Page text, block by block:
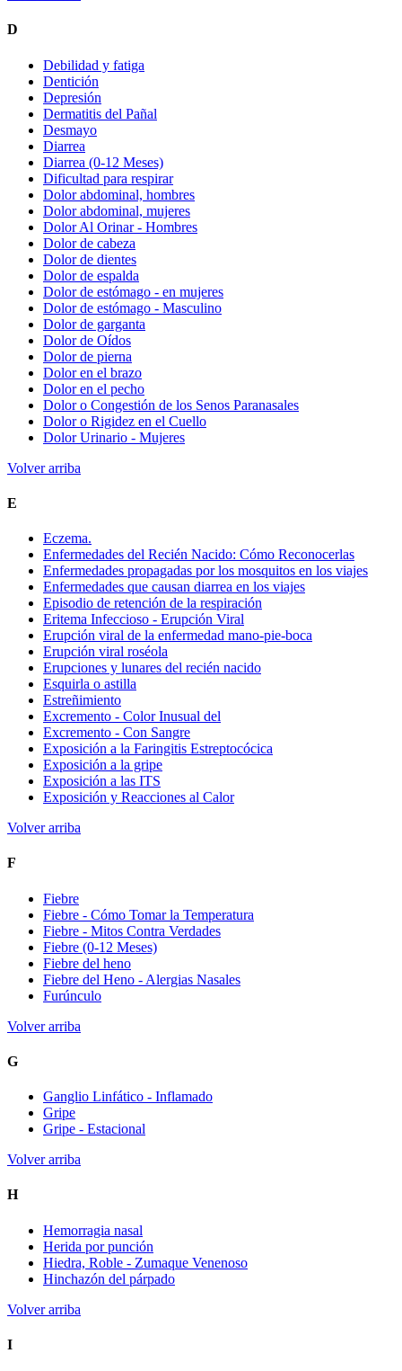
D
Debilidad y fatiga
Dentición
Depresión
Dermatitis del Pañal
Desmayo
Diarrea
Diarrea (0-12 Meses)
Dificultad para respirar
Dolor abdominal, hombres
Dolor abdominal, mujeres
Dolor Al Orinar - Hombres
Dolor de cabeza
Dolor de dientes
Dolor de espalda
Dolor de estómago - en mujeres
Dolor de estómago - Masculino
Dolor de garganta
Dolor de Oídos
Dolor de pierna
Dolor en el brazo
Dolor en el pecho
Dolor o Congestión de los Senos Paranasales
Dolor o Rigidez en el Cuello
Dolor Urinario - Mujeres
Volver arriba
E
Eczema.
Enfermedades del Recién Nacido: Cómo Reconocerlas
Enfermedades propagadas por los mosquitos en los viajes
Enfermedades que causan diarrea en los viajes
Episodio de retención de la respiración
Eritema Infeccioso - Erupción Viral
Erupción viral de la enfermedad mano-pie-boca
Erupción viral roséola
Erupciones y lunares del recién nacido
Esquirla o astilla
Estreñimiento
Excremento - Color Inusual del
Excremento - Con Sangre
Exposición a la Faringitis Estreptocócica
Exposición a la gripe
Exposición a las ITS
Exposición y Reacciones al Calor
Volver arriba
F
Fiebre
Fiebre - Cómo Tomar la Temperatura
Fiebre - Mitos Contra Verdades
Fiebre (0-12 Meses)
Fiebre del heno
Fiebre del Heno - Alergias Nasales
Furúnculo
Volver arriba
G
Ganglio Linfático - Inflamado
Gripe
Gripe - Estacional
Volver arriba
H
Hemorragia nasal
Herida por punción
Hiedra, Roble - Zumaque Venenoso
Hinchazón del párpado
Volver arriba
I